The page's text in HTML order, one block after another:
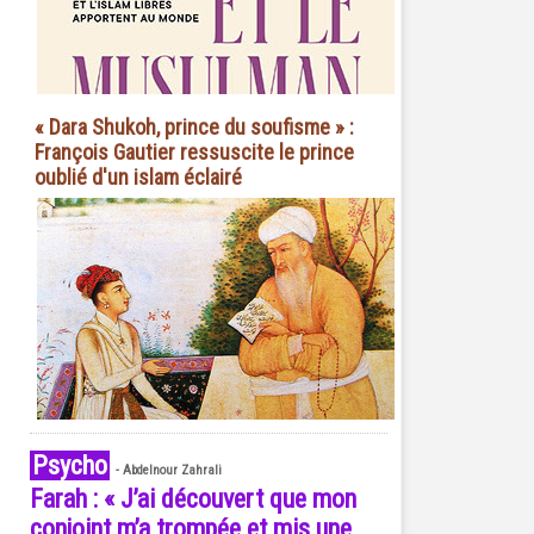
« Dara Shukoh, prince du soufisme » :
François Gautier ressuscite le prince
oublié d'un islam éclairé
Psycho - Abdelnour Zahrali
Farah : « J’ai découvert que mon